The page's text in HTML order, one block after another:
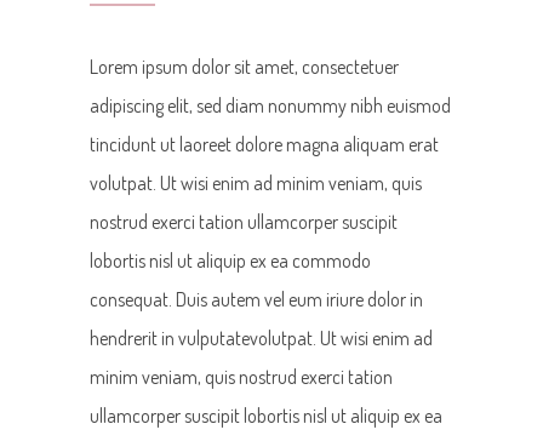
Lorem ipsum dolor sit amet, consectetuer
adipiscing elit, sed diam nonummy nibh euismod
tincidunt ut laoreet dolore magna aliquam erat
volutpat. Ut wisi enim ad minim veniam, quis
nostrud exerci tation ullamcorper suscipit
lobortis nisl ut aliquip ex ea commodo
consequat. Duis autem vel eum iriure dolor in
hendrerit in vulputatevolutpat. Ut wisi enim ad
minim veniam, quis nostrud exerci tation
ullamcorper suscipit lobortis nisl ut aliquip ex ea